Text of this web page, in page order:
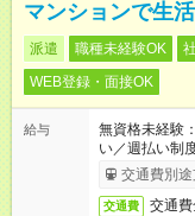
マンションで生
派遣 職種未経験OK
WEB登録・面接OK
給与
無資格未経
い／週払い制
完了次第のお
交通費別途
交通費 交通